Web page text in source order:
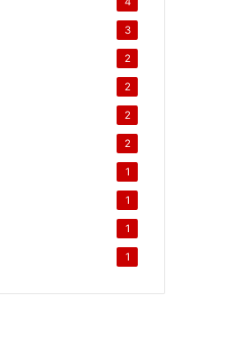
3
2
2
2
2
1
1
1
1